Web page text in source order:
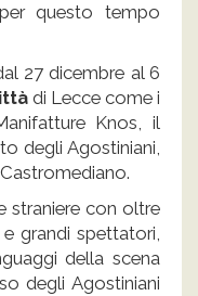
questo tempo
27 dicembre al 6
di Lecce come i
Knos, il
degli Agostiniani,
straniere con oltre
grandi spettatori,
della scena
degli Agostiniani